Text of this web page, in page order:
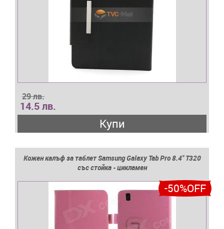
29 лв.
14.5 лв.
Купи
Кожен калъф за таблет Samsung Galaxy Tab Pro 8.4'' T320
със стойка - цикламен
-50%OFF